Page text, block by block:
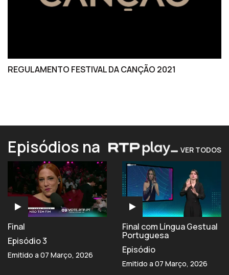
REGULAMENTO FESTIVAL DA CANÇÃO 2021
Episódios na VER TODOS
Final
Episódio 3
Emitido a 07 Março, 2026
Final com Língua Gestual
Portuguesa
Episódio
Emitido a 07 Março, 2026